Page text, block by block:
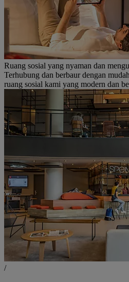
Ruang sosial yang nyaman dan
Terhubung dan berbaur dengan
ruang sosial kami yang modern dan
/